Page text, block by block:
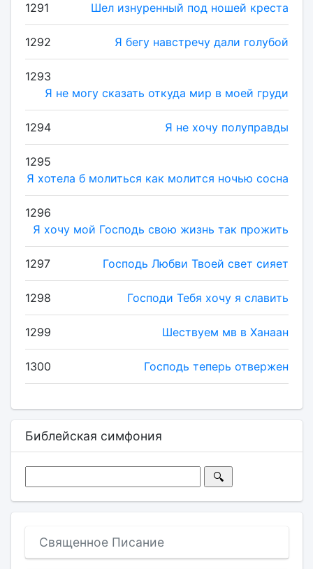
1291 Шел изнуренный под ношей креста
1292 Я бегу навстречу дали голубой
1293
Я не могу сказать откуда мир в моей груди
1294 Я не хочу полуправды
1295
Я хотела б молиться как молится ночью сосна
1296
Я хочу мой Господь свою жизнь так прожить
1297 Господь Любви Твоей свет сияет
1298 Господи Тебя хочу я славить
1299 Шествуем мв в Ханаан
1300 Господь теперь отвержен
Библейская симфония
Священное Писание